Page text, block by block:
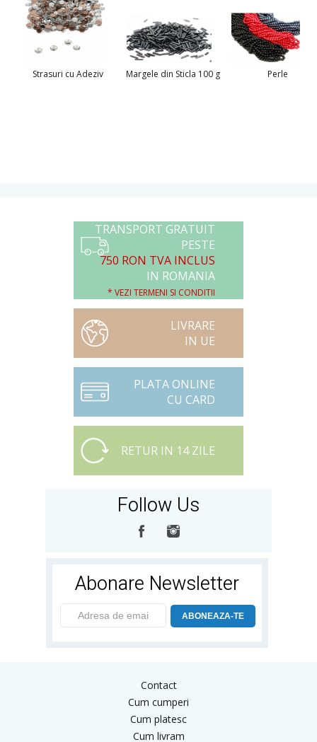
Strasuri cu Adeziv Margele din Sticla 100 g Perle
TRANSPORT GRATUIT
PESTE
750 RON TVA INCLUS
IN ROMANIA
* VEZI TERMENI SI CONDITII
LIVRARE
IN UE
PLATA ONLINE
CU CARD
RETUR IN 14 ZILE
Follow Us
Abonare Newsletter
ABONEAZA-TE
Contact
Cum cumperi
Cum platesc
Cum livram